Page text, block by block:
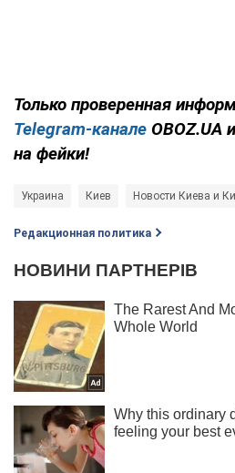
Только проверенная
Telegram-канале OBOZ.UA
на фейки!
Украина Киев Новости Киева и
Редакционная политика